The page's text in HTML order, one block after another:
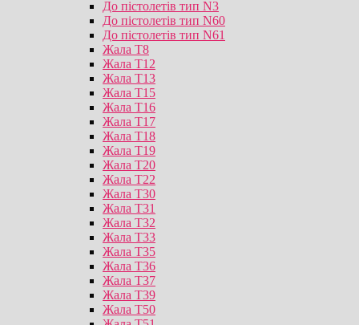
До пістолетів тип N3
До пістолетів тип N60
До пістолетів тип N61
Жала T8
Жала T12
Жала T13
Жала T15
Жала T16
Жала T17
Жала T18
Жала T19
Жала T20
Жала T22
Жала T30
Жала T31
Жала T32
Жала T33
Жала T35
Жала T36
Жала T37
Жала T39
Жала T50